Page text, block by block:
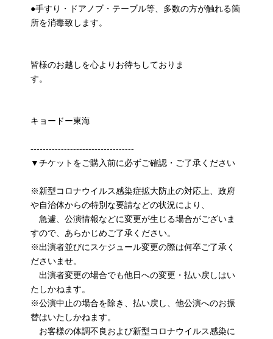
●手すり・ドアノブ・テーブル等、多数の方が触れる箇
所を消毒致します。
皆様のお越しを心よりお待ちしておりま
す。
キョードー東海
----------------------------------
▼チケットをご購入前に必ずご確認・ご了承ください
※新型コロナウイルス感染症拡大防止の対応上、政府
や自治体からの特別な要請などの状況により、
急遽、公演情報などに変更が生じる場合がございま
すので、あらかじめご了承ください。
※出演者並びにスケジュール変更の際は何卒ご了承く
ださいませ。
出演者変更の場合でも他日への変更・払い戻しはい
たしかねます。
※公演中止の場合を除き、払い戻し、他公演へのお振
替はいたしかねます。
お客様の体調不良および新型コロナウイルス感染に